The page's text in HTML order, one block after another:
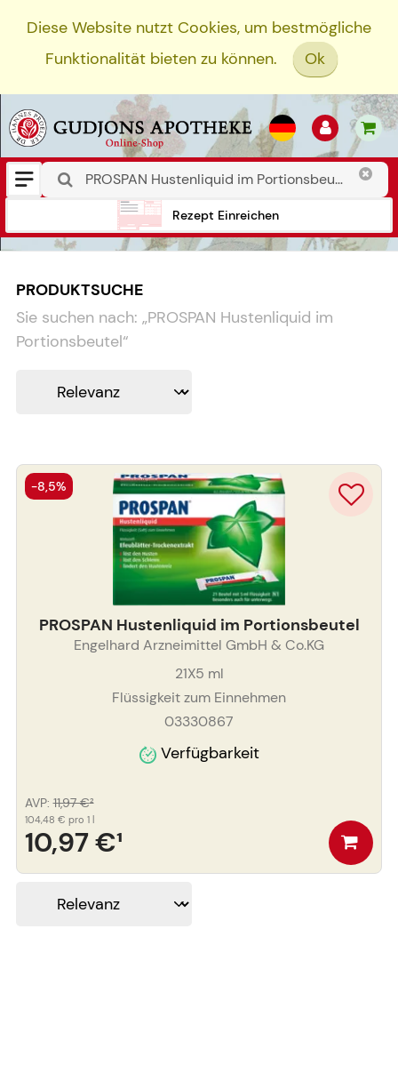
Diese Website nutzt Cookies, um bestmögliche
Funktionalität bieten zu können.
Ok
Rezept Einreichen
PRODUKTSUCHE
Sie suchen nach: „PROSPAN Hustenliquid im
Portionsbeutel“
PROSPAN Hustenliquid im Portionsbeutel
Engelhard Arzneimittel GmbH & Co.KG
21X5 ml
Flüssigkeit zum Einnehmen
03330867
Verfügbarkeit
10,97 €¹
AVP: 11,97 €²
104,48 € pro 1 l
-8,5%